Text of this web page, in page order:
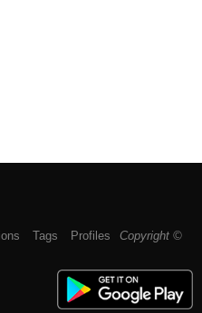
Tags Profiles
Copyright ©